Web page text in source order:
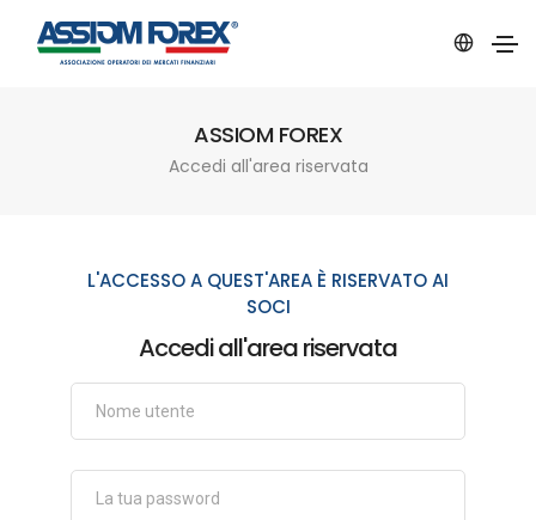
ASSIOM FOREX
Accedi all'area riservata
L'ACCESSO A QUEST'AREA È RISERVATO AI
SOCI
Accedi all'area riservata